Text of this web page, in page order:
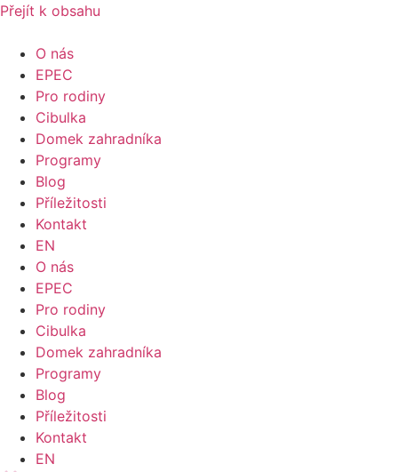
Přejít k obsahu
O nás
EPEC
Pro rodiny
Cibulka
Domek zahradníka
Programy
Blog
Příležitosti
Kontakt
EN
O nás
EPEC
Pro rodiny
Cibulka
Domek zahradníka
Programy
Blog
Příležitosti
Kontakt
EN